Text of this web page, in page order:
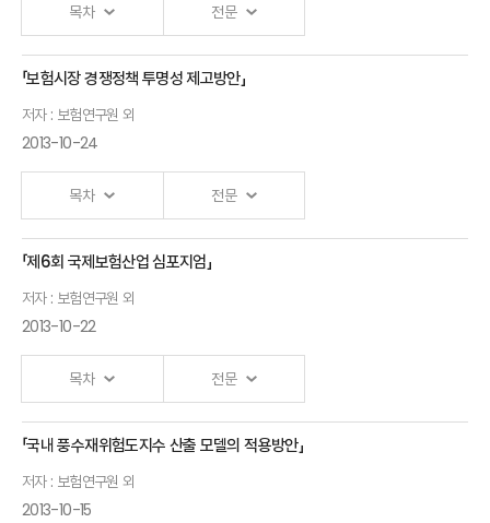
목차 전문
Studies」 발표자 :보험연구원 외
「보험시장 경쟁정책 투명성 제고방안」
저자 : 보험연구원 외
2013-10-24
목차 전문
-보험산업 규제리스크 완화를
「제6회 국제보험산업 심포지엄」
저자 : 보험연구원 외
2013-10-22
목차 전문
보험연구원 외
「국내 풍수재위험도지수 산출 모델의 적용방안」
저자 : 보험연구원 외
2013-10-15